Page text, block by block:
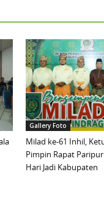
Gallery Foto
Milad ke-61 Inhil,
Pimpin Rapat
Hari Jadi Kabupaten